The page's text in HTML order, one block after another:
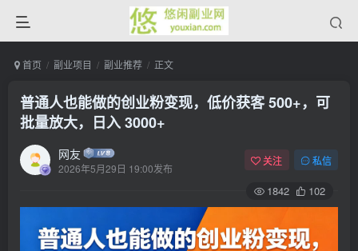
首页 副业项目 副业推荐 正文
普通人也能做的创业粉变现，低价获客 500+，可
批量放大，日入 3000+
网友
2026年5月29日 19:00发布
关注 私信
1842 102